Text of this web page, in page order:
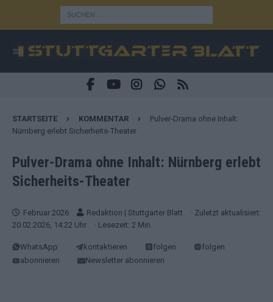
STARTSEITE KOMMENTAR
Pulver-Drama ohne Inhalt:
Nürnberg erlebt Sicherheits-Theater
Pulver-Drama ohne Inhalt: Nürnberg erlebt
Sicherheits-Theater
Februar 2026 Redaktion | Stuttgarter Blatt
· Zuletzt aktualisiert:
20.02.2026, 14:22 Uhr
· Lesezeit: 2 Min.
WhatsApp kontaktieren folgen
folgen
abonnieren
Newsletter abonnieren